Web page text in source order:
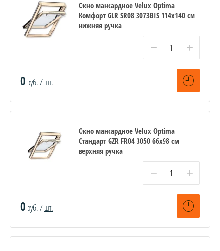
Окно мансардное Velux Optima
Комфорт GLR SR08 3073BIS 114x140 см
нижняя ручка
− +
0 руб. /шт.
Окно мансардное Velux Optima
Стандарт GZR FR04 3050 66x98 см
верхняя ручка
− +
0 руб. /шт.